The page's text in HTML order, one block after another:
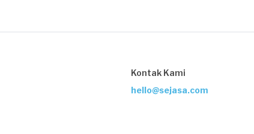
Kontak Kami
hello@sejasa.com